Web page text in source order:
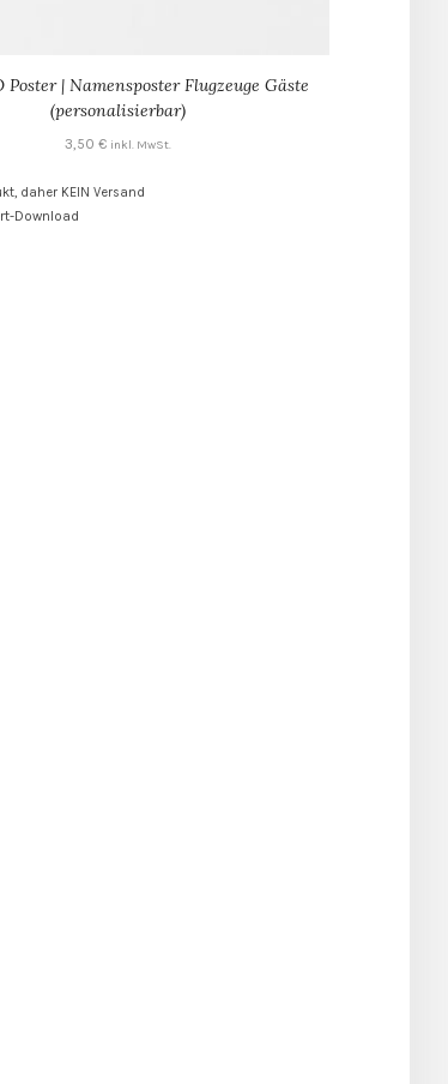
Poster | Namensposter Flugzeuge Gäste
(personalisierbar)
3,50 € inkl. MwSt.
daher KEIN Versand
Download